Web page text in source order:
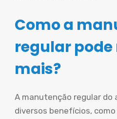
Como a
regular
mais?
A manutenção regular do
diversos benefícios,